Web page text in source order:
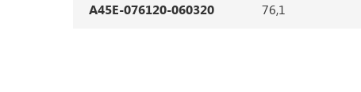
A45E-076120-060320 76,1